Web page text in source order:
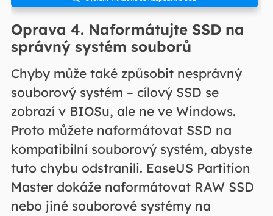
Oprava 4. Naformátujte SSD na
správný systém souborů
Chyby může také způsobit nesprávný
souborový systém – cílový SSD se
zobrazí v BIOSu, ale ne ve Windows.
Proto můžete naformátovat SSD na
kompatibilní souborový systém, abyste
tuto chybu odstranili. EaseUS Partition
Master dokáže naformátovat RAW SSD
nebo jiné souborové systémy na